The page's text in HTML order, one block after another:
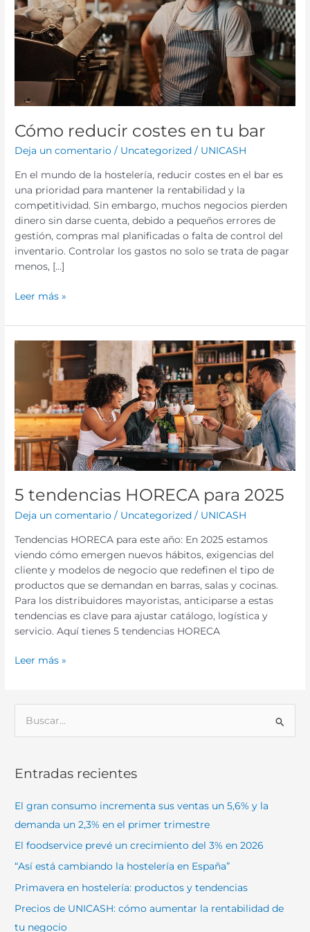
Cómo reducir costes en tu bar
Deja un comentario / Uncategorized / UNICASH
En el mundo de la hostelería, reducir costes en el bar es
una prioridad para mantener la rentabilidad y la
competitividad. Sin embargo, muchos negocios pierden
dinero sin darse cuenta, debido a pequeños errores de
gestión, compras mal planificadas o falta de control del
inventario. Controlar los gastos no solo se trata de pagar
menos, […]
Leer más »
5 tendencias HORECA para 2025
Deja un comentario / Uncategorized / UNICASH
Tendencias HORECA para este año: En 2025 estamos
viendo cómo emergen nuevos hábitos, exigencias del
cliente y modelos de negocio que redefinen el tipo de
productos que se demandan en barras, salas y cocinas.
Para los distribuidores mayoristas, anticiparse a estas
tendencias es clave para ajustar catálogo, logística y
servicio. Aquí tienes 5 tendencias HORECA
tendencias
HORECA
2025
Leer más »
c
r
:
Entradas recientes
El gran consumo incrementa sus ventas un 5,6% y la
demanda un 2,3% en el primer trimestre
El foodservice prevé un crecimiento del 3% en 2026
“Así está cambiando la hostelería en España”
Primavera en hostelería: productos y tendencias
Precios de UNICASH: cómo aumentar la rentabilidad de
tu negocio